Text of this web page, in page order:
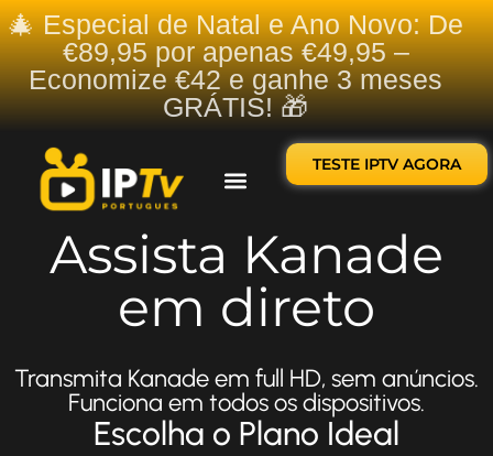
🎄 Especial de Natal e Ano Novo: De
€89,95 por apenas €49,95 –
Economize €42 e ganhe 3 meses
GRÁTIS! 🎁
TESTE IPTV AGORA
Assista Kanade
em direto
Transmita Kanade em full HD, sem anúncios.
Funciona em todos os dispositivos.
Escolha o Plano Ideal